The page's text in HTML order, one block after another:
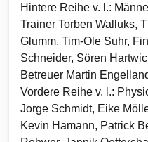
Hintere Reihe v. l.:
Trainer Torben Walluks,
Glumm, Tim-Ole Suhr,
Schneider, Sören
Betreuer Martin
Vordere Reihe v. l.:
Jorge Schmidt, Eike
Kevin Hamann, Patrick